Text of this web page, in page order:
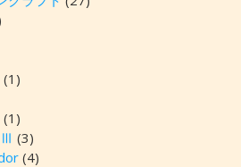
(1)
(1)
Ⅲ (3)
(4)